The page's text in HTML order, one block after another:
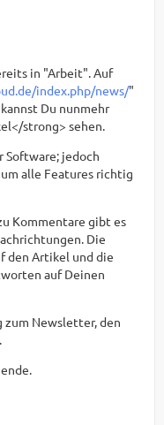
in "Arbeit". Auf
index.php/news/"
Du nunmehr
strong> sehen.
Software; jedoch
alle Features richtig
Kommentare gibt es
Die
den Artikel und die
auf Deinen
zum Newsletter, den